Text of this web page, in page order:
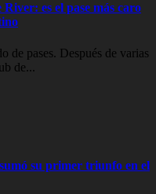
es el pase más caro
de pases. Después de varias
de...
su primer triunfo en el